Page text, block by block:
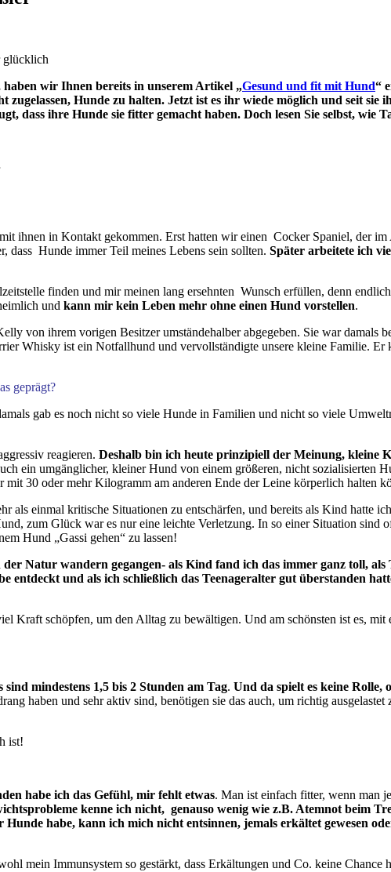
glücklich
wir Ihnen bereits in unserem Artikel „Gesund und fit mit Hund“
Hunde zu halten. Jetzt ist es ihr wiede möglich und seit
dass ihre Hunde sie fitter gemacht haben. Doch lesen Sie selbst,
ihnen in Kontakt gekommen. Erst hatten wir einen Cocker Spaniel, der
dass Hunde immer Teil meines Lebens sein sollten. Später arbeitete ich
finden und mir meinen lang ersehnten Wunsch erfüllen, denn
und kann mir kein Leben mehr ohne einen Hund vorstellen.
von ihrem vorigen Besitzer umständehalber abgegeben. Sie war damals
Whisky ist ein Notfallhund und vervollständigte unsere kleine Familie. Er
geprägt?
gab es noch nicht so viele Hunde in Familien und nicht so viele
reagieren. Deshalb bin ich heute prinzipiell der Meinung, kleine
ein umgänglicher, kleiner Hund von einem größeren, nicht sozialisierten
30 oder mehr Kilogramm am anderen Ende der Leine körperlich halten
als einmal kritische Situationen zu entschärfen, und bereits als Kind hatte
zum Glück war es nur eine leichte Verletzung. In so einer Situation sind
Hund „Gassi gehen“ zu lassen!
Natur wandern gegangen- als Kind fand ich das immer ganz toll,
entdeckt und als ich schließlich das Teenageralter gut überstanden
Kraft schöpfen, um den Alltag zu bewältigen. Und am schönsten ist es, mit
mindestens 1,5 bis 2 Stunden am Tag. Und da spielt es keine Rolle,
haben und sehr aktiv sind, benötigen sie das auch, um richtig
ist!
habe ich das Gefühl, mir fehlt etwas. Man ist einfach fitter, wenn man
kenne ich nicht, genauso wenig wie z.B. Atemnot beim
Hunde habe, kann ich mich nicht entsinnen, jemals erkältet gewesen
mein Immunsystem so gestärkt, dass Erkältungen und Co. keine Chance